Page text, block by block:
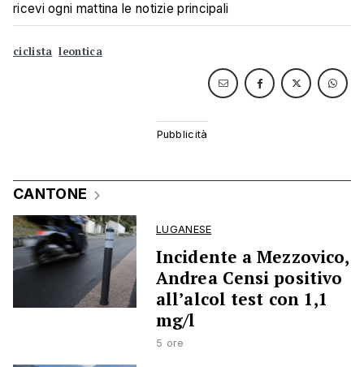
ricevi ogni mattina le notizie principali
ciclista leontica
CANTONE
LUGANESE
Incidente a Mezzovico,
Andrea Censi positivo
all’alcol test con 1,1
mg/l
5 ore